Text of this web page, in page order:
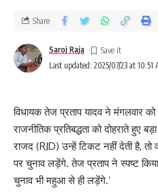
Last updated: 2025/07/23 at 10:51
Saroj Raja
Share
विधायक तेज प्रताप यादव ने मंगलवार
राजनीतिक प्रतिबद्धता को दोहराते हुए
राजद (RJD) उन्हें टिकट नहीं देती है, तो
पर चुनाव लड़ेंगे. तेज प्रताप ने स्पष्ट
चुनाव भी महुआ से ही लड़ेंगे.’